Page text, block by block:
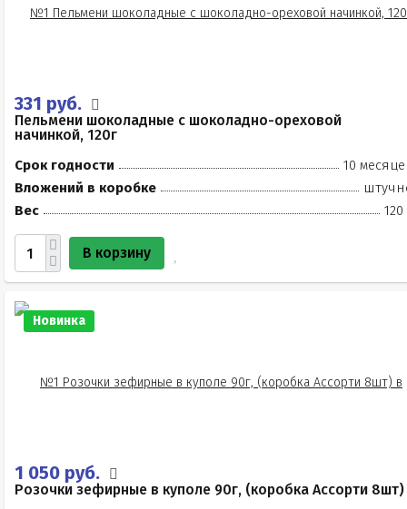
331 руб.
Пельмени шоколадные с шоколадно-ореховой
начинкой, 120г
Срок годности
10
Вложений в коробке
Вес
120
В корзину
Новинка
1 050 руб.
Розочки зефирные в куполе 90г, (коробка Ассорти 8шт)